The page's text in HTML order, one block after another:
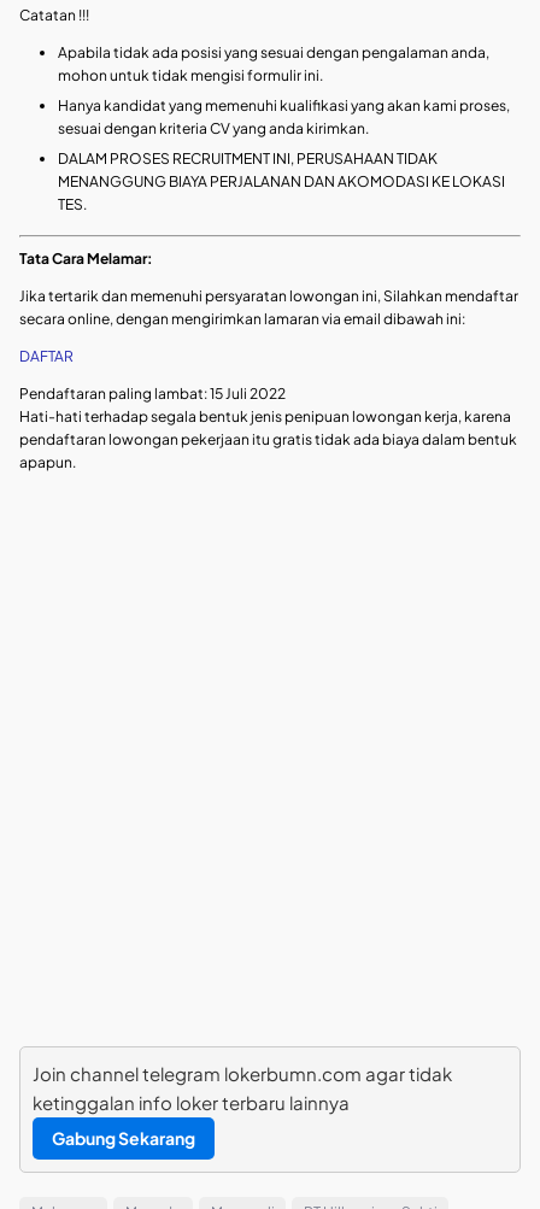
Catatan !!!
Apabila tidak ada posisi yang sesuai dengan pengalaman anda,
mohon untuk tidak mengisi formulir ini.
Hanya kandidat yang memenuhi kualifikasi yang akan kami proses,
sesuai dengan kriteria CV yang anda kirimkan.
DALAM PROSES RECRUITMENT INI, PERUSAHAAN TIDAK
MENANGGUNG BIAYA PERJALANAN DAN AKOMODASI KE LOKASI
TES.
Tata Cara Melamar:
Jika tertarik dan memenuhi persyaratan lowongan ini, Silahkan mendaftar
secara online, dengan mengirimkan lamaran via email dibawah ini:
DAFTAR
Pendaftaran paling lambat: 15 Juli 2022
Hati-hati terhadap segala bentuk jenis penipuan lowongan kerja, karena
pendaftaran lowongan pekerjaan itu gratis tidak ada biaya dalam bentuk
apapun.
Join channel telegram lokerbumn.com agar tidak
ketinggalan info loker terbaru lainnya
Gabung Sekarang